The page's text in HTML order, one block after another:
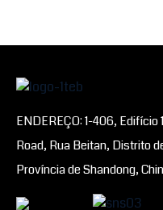
ENDEREÇO: 1-406, Edifício
Road, Rua Beitan, Distrito
Província de Shandong,